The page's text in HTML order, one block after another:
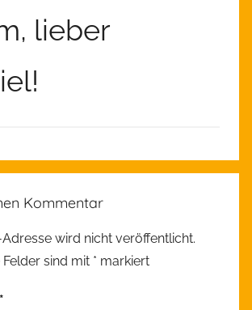
lieber
Kommentar
wird nicht veröffentlicht.
sind mit * markiert
*